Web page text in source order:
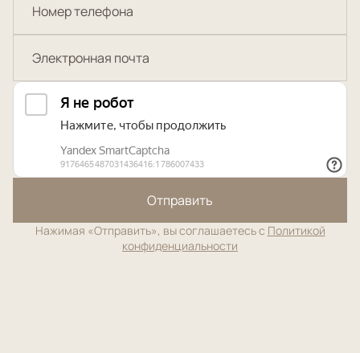
Отправить
Нажимая «Отправить», вы соглашаетесь с Политикой
конфиденциальности